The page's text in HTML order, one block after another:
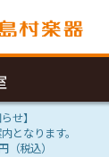
せ】
となります。
税込）